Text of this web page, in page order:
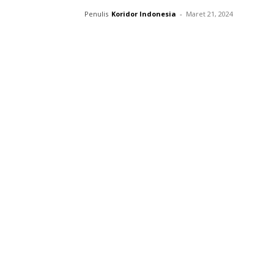
Penulis Koridor Indonesia - Maret 21, 2024